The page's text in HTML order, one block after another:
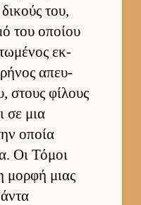
του,
του οποίου
εκ­
απευ­
στους φίλους
σε μια
οποία
Οι Τόμοι
μορφή μιας